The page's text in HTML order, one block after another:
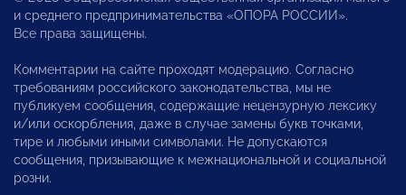
и среднего предпринимательства «ОПОРА РОССИИ».
Все права защищены.
Комментарии на сайте проходят модерацию. Согласно
требованиям российского законодательства, мы не
публикуем сообщения, содержащие нецензурную лексику
и/или оскорбления, даже в случае замены букв точками,
тире и любыми иными символами. Не допускаются
сообщения, призывающие к межнациональной и социальной
розни.